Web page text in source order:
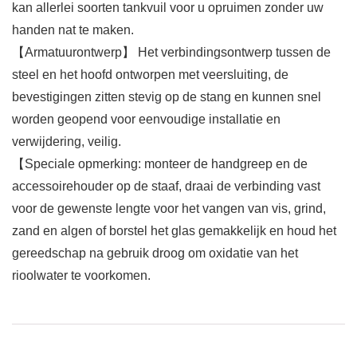
kan allerlei soorten tankvuil voor u opruimen zonder uw
handen nat te maken.
【Armatuurontwerp】 Het verbindingsontwerp tussen de
steel en het hoofd ontworpen met veersluiting, de
bevestigingen zitten stevig op de stang en kunnen snel
worden geopend voor eenvoudige installatie en
verwijdering, veilig.
【Speciale opmerking: monteer de handgreep en de
accessoirehouder op de staaf, draai de verbinding vast
voor de gewenste lengte voor het vangen van vis, grind,
zand en algen of borstel het glas gemakkelijk en houd het
gereedschap na gebruik droog om oxidatie van het
rioolwater te voorkomen.